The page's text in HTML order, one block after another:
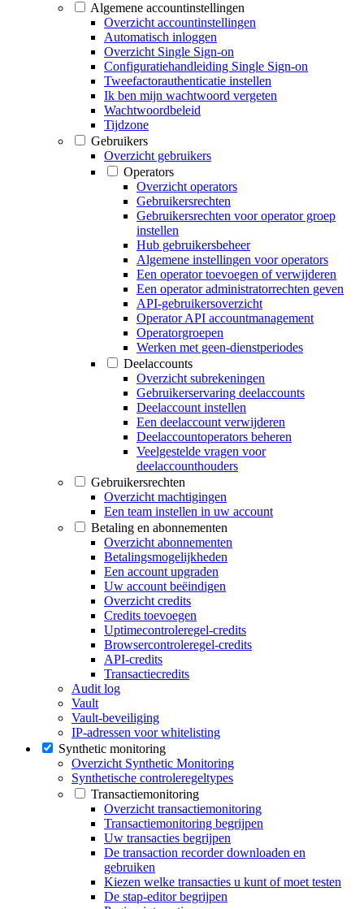
Algemene accountinstellingen
Overzicht accountinstellingen
Automatisch inloggen
Overzicht Single Sign-on
Configuratiehandleiding Single Sign-on
Tweefactorauthenticatie instellen
Ik ben mijn wachtwoord vergeten
Wachtwoordbeleid
Tijdzone
Gebruikers
Overzicht gebruikers
Operators
Overzicht operators
Gebruikersrechten
Gebruikersrechten voor operator groep
instellen
Hub gebruikersbeheer
Algemene instellingen voor operators
Een operator toevoegen of verwijderen
Een operator administratorrechten geven
API-gebruikersoverzicht
Operator API accountmanagement
Operatorgroepen
Werken met geen-dienstperiodes
Deelaccounts
Overzicht subrekeningen
Gebruikerservaring deelaccounts
Deelaccount instellen
Een deelaccount verwijderen
Deelaccountoperators beheren
Veelgestelde vragen voor
deelaccounthouders
Gebruikersrechten
Overzicht machtigingen
Een team instellen in uw account
Betaling en abonnementen
Overzicht abonnementen
Betalingsmogelijkheden
Een account upgraden
Uw account beëindigen
Overzicht credits
Credits toevoegen
Uptimecontroleregel-credits
Browsercontroleregel-credits
API-credits
Transactiecredits
Audit log
Vault
Vault-beveiliging
IP-adressen voor whitelisting
Synthetic monitoring
Overzicht Synthetic Monitoring
Synthetische controleregeltypes
Transactiemonitoring
Overzicht transactiemonitoring
Transactiemonitoring begrijpen
Uw transacties begrijpen
De transaction recorder downloaden en
gebruiken
Kiezen welke transacties u kunt of moet testen
De stap-editor begrijpen